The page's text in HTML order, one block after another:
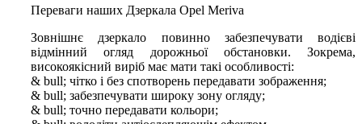
Переваги наших Дзеркала Opel Meriva
Зовнішнє дзеркало повинно забезпечувати водієві
відмінний огляд дорожньої обстановки. Зокрема,
високоякісний виріб має мати такі особливості:
& bull; чітко і без спотворень передавати зображення;
& bull; забезпечувати широку зону огляду;
& bull; точно передавати кольори;